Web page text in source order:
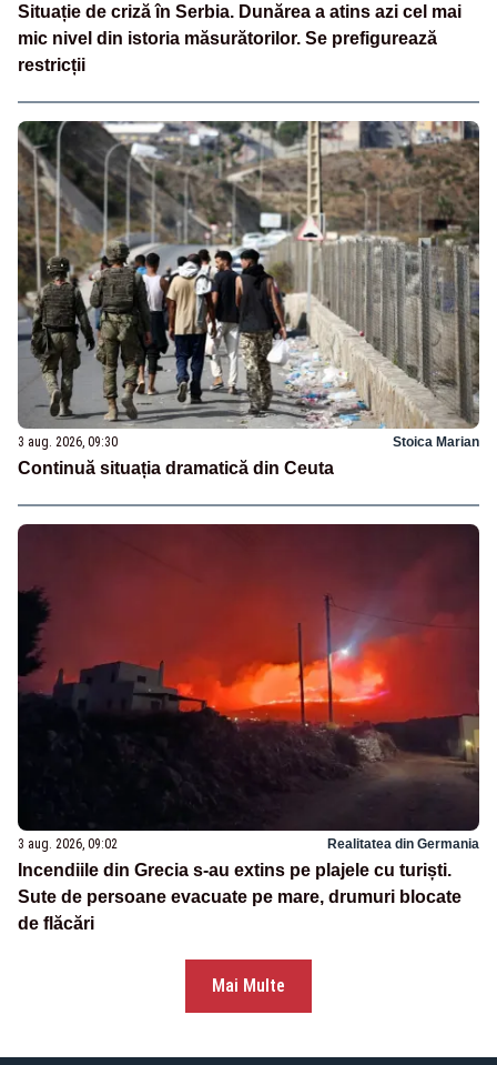
Situație de criză în Serbia. Dunărea a atins azi cel mai
mic nivel din istoria măsurătorilor. Se prefigurează
restricții
3 aug. 2026, 09:30 Stoica Marian
Continuă situația dramatică din Ceuta
3 aug. 2026, 09:02 Realitatea din Germania
Incendiile din Grecia s-au extins pe plajele cu turiști.
Sute de persoane evacuate pe mare, drumuri blocate
de flăcări
Mai Multe